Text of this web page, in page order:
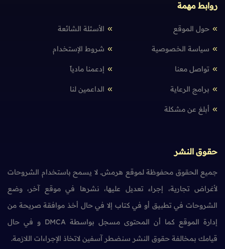
روابط مهمة
حول الموقع الأسئلة الشائعة
سياسة الخصوصية شروط الإستخدام
تواصل معنا إدعمنا مادياً
برامج الرعاية الداعمين لنا
أبلغ عن مشكلة
حقوق النشر
جميع الحقوق محفوظة لموقع هرمش. لا يسمح باستخدام الشروحات
لأغراض تجارية، إجراء تعديل عليها، نشرها في موقع آخر، وضع
الشروحات في تطبيق أو في كتاب إلا في حال أخذ موافقة صريحة من
إدارة الموقع كما أن المحتوى مسجل بواسطة DMCA و في حال
قيامك بمخالفة حقوق النشر سنضطر آسفين لاتخاذ الإجراءات اللازمة.